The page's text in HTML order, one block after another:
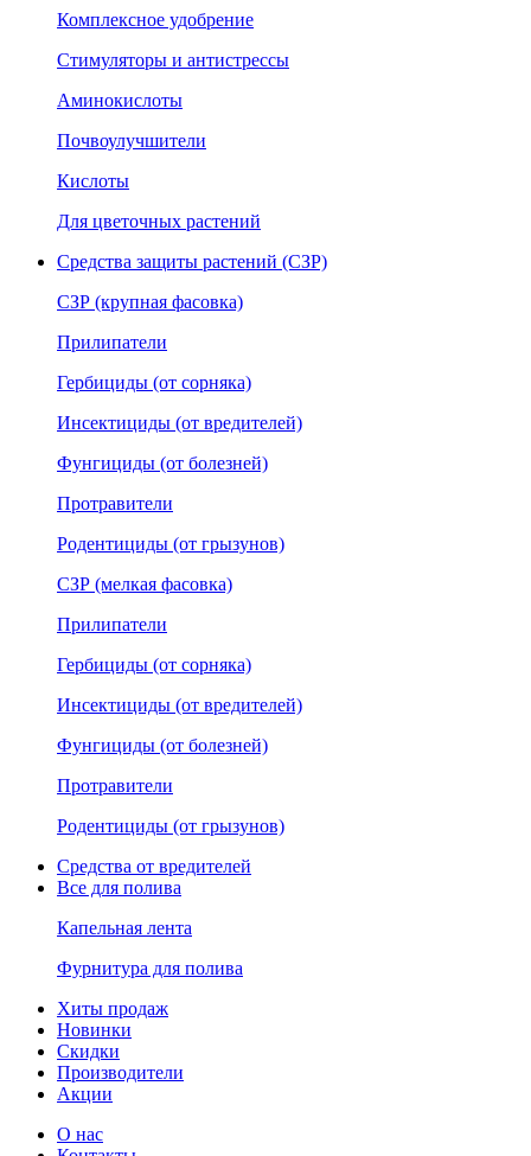
Комплексное удобрение
Стимуляторы и антистрессы
Аминокислоты
Почвоулучшители
Кислоты
Для цветочных растений
Средства защиты растений (СЗР)
СЗР (крупная фасовка)
Прилипатели
Гербициды (от сорняка)
Инсектициды (от вредителей)
Фунгициды (от болезней)
Протравители
Родентициды (от грызунов)
СЗР (мелкая фасовка)
Прилипатели
Гербициды (от сорняка)
Инсектициды (от вредителей)
Фунгициды (от болезней)
Протравители
Родентициды (от грызунов)
Средства от вредителей
Все для полива
Капельная лента
Фурнитура для полива
Хиты продаж
Новинки
Скидки
Производители
Акции
О нас